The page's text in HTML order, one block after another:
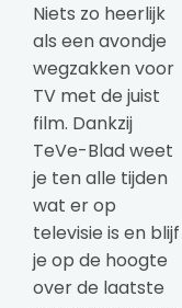
Niets zo heerlijk
als een avondje
wegzakken voor
TV met de juist
film. Dankzij
TeVe-Blad weet
je ten alle tijden
wat er op
televisie is en blijf
je op de hoogte
over de laatste